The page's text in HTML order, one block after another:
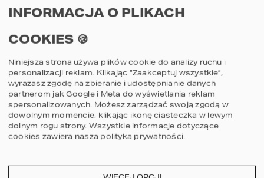
Pełna aktywacja konta
Postępuj zgodnie z
instrukcjami wysłanymi na
Twój adres email.
INFORMACJA O PLIKACH
COOKIES 🍪
Niniejsza strona używa plików cookie do analizy ruchu i
personalizacji reklam. Klikając “Zaakceptuj wszystkie”,
wyrażasz zgodę na zbieranie i udostępnianie danych
partnerom jak Google i Meta do wyświetlania reklam
spersonalizowanych. Możesz zarządzać swoją zgodą w
dowolnym momencie, klikając ikonę ciasteczka w lewym
dolnym rogu strony. Wszystkie informacje dotyczące
cookies zawiera nasza polityka prywatności.